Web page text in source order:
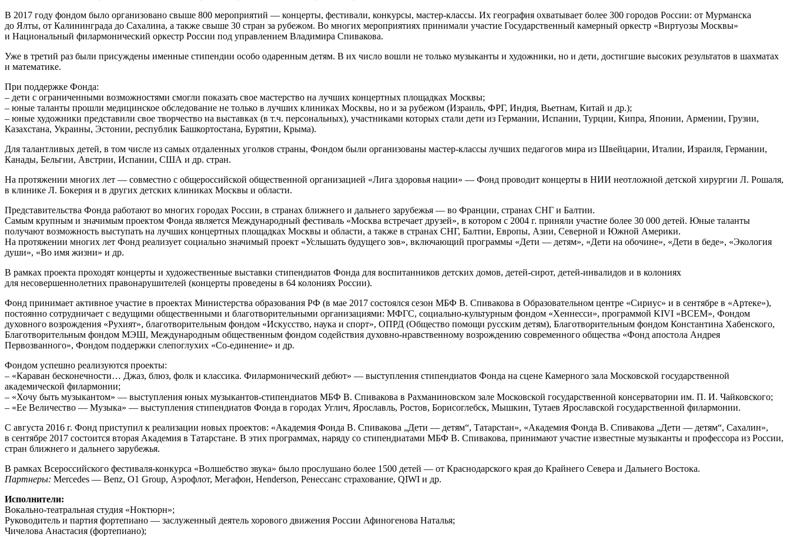
В 2017 году фондом было организовано свыше 800 мероприятий — концерты, фестивали, конкурсы, мастер-классы. Их география охватывает более 300 городов России: от Мурманска
до Ялты, от Калининграда до Сахалина, а также свыше 30 стран за рубежом. Во многих мероприятиях принимали участие Государственный камерный оркестр «Виртуозы Москвы»
и Национальный филармонический оркестр России под управлением Владимира Спивакова.
Уже в третий раз были присуждены именные стипендии особо одаренным детям. В их число вошли не только музыканты и художники, но и дети, достигшие высоких результатов в шахматах
и математике.
При поддержке Фонда:
– дети с ограниченными возможностями смогли показать свое мастерство на лучших концертных площадках Москвы;
– юные таланты прошли медицинское обследование не только в лучших клиниках Москвы, но и за рубежом (Израиль, ФРГ, Индия, Вьетнам, Китай и др.);
– юные художники представили свое творчество на выставках (в т.ч. персональных), участниками которых стали дети из Германии, Испании, Турции, Кипра, Японии, Армении, Грузии,
Казахстана, Украины, Эстонии, республик Башкортостана, Бурятии, Крыма).
Для талантливых детей, в том числе из самых отдаленных уголков страны, Фондом были организованы мастер-классы лучших педагогов мира из Швейцарии, Италии, Израиля, Германии,
Канады, Бельгии, Австрии, Испании, США и др. стран.
На протяжении многих лет — совместно с общероссийской общественной организацией «Лига здоровья нации» — Фонд проводит концерты в НИИ неотложной детской хирургии Л. Рошаля,
в клинике Л. Бокерия и в других детских клиниках Москвы и области.
Представительства Фонда работают во многих городах России, в странах ближнего и дальнего зарубежья — во Франции, странах СНГ и Балтии.
Самым крупным и значимым проектом Фонда является Международный фестиваль «Москва встречает друзей», в котором с 2004 г. приняли участие более 30 000 детей. Юные таланты
получают возможность выступать на лучших концертных площадках Москвы и области, а также в странах СНГ, Балтии, Европы, Азии, Северной и Южной Америки.
На протяжении многих лет Фонд реализует социально значимый проект «Услышать будущего зов», включающий программы «Дети — детям», «Дети на обочине», «Дети в беде», «Экология
души», «Во имя жизни» и др.
В рамках проекта проходят концерты и художественные выставки стипендиатов Фонда для воспитанников детских домов, детей-сирот, детей-инвалидов и в колониях
для несовершеннолетних правонарушителей (концерты проведены в 64 колониях России).
Фонд принимает активное участие в проектах Министерства образования РФ (в мае 2017 состоялся сезон МБФ В. Спивакова в Образовательном центре «Сириус» и в сентябре в «Артеке»),
постоянно сотрудничает с ведущими общественными и благотворительными организациями: МФГС, социально-культурным фондом «Хеннесси», программой KIVI «ВСЕМ», Фондом
духовного возрождения «Рухият», благотворительным фондом «Искусство, наука и спорт», ОПРД (Общество помощи русским детям), Благотворительным фондом Константина Хабенского,
Благотворительным фондом МЭШ, Международным общественным фондом содействия духовно-нравственному возрождению современного общества «Фонд апостола Андрея
Первозванного», Фондом поддержки слепоглухих «Со-единение» и др.
Фондом успешно реализуются проекты:
– «Караван бесконечности… Джаз, блюз, фолк и классика. Филармонический дебют» — выступления стипендиатов Фонда на сцене Камерного зала Московской государственной
академической филармонии;
– «Хочу быть музыкантом» — выступления юных музыкантов-стипендиатов МБФ В. Спивакова в Рахманиновском зале Московской государственной консерватории им. П. И. Чайковского;
– «Ее Величество — Музыка» — выступления стипендиатов Фонда в городах Углич, Ярославль, Ростов, Борисоглебск, Мышкин, Тутаев Ярославской государственной филармонии.
С августа 2016 г. Фонд приступил к реализации новых проектов: «Академия Фонда В. Спивакова „Дети — детям“, Татарстан», «Академия Фонда В. Спивакова „Дети — детям“, Сахалин»,
в сентябре 2017 состоится вторая Академия в Татарстане. В этих программах, наряду со стипендиатами МБФ В. Спивакова, принимают участие известные музыканты и профессора из России,
стран ближнего и дальнего зарубежья.
В рамках Всероссийского фестиваля-конкурса «Волшебство звука» было прослушано более 1500 детей — от Краснодарского края до Крайнего Севера и Дальнего Востока.
Партнеры: Mercedes — Benz, O1 Group, Аэрофлот, Мегафон, Henderson, Ренессанс страхование, QIWI и др.
Исполнители:
Вокально-театральная студия «Ноктюрн»;
Руководитель и партия фортепиано — заслуженный деятель хорового движения России Афиногенова Наталья;
Чичелова Анастасия (фортепиано);